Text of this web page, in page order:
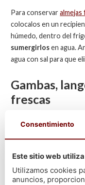
Para conservar
colocalos en un
húmedo, dentro del
sumergirlosen agua.
agua con sal para que
Gambas,
frescas
Para conservar
reblandezcan y se
Cuánto
Consentimiento
Este sitio web
Utilizamos cookies
anuncios,